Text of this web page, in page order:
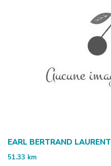
EARL BERTRAND LAURENT
51.33 km